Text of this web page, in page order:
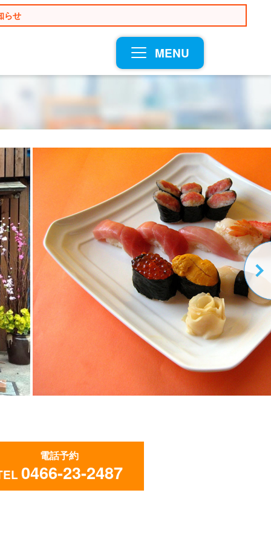
らせ
MENU
電話予約
0466-23-2487